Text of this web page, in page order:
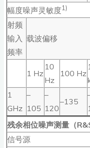
幅度噪声灵敏度1)
射频
输入
频率
载波偏移
1 Hz
10
Hz
100 Hz
1
1
GHz
–
105
–
120
–135
残余相位噪声测量（
信号源